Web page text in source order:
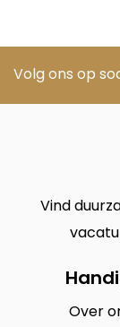
Volg ons op
Vind
Over